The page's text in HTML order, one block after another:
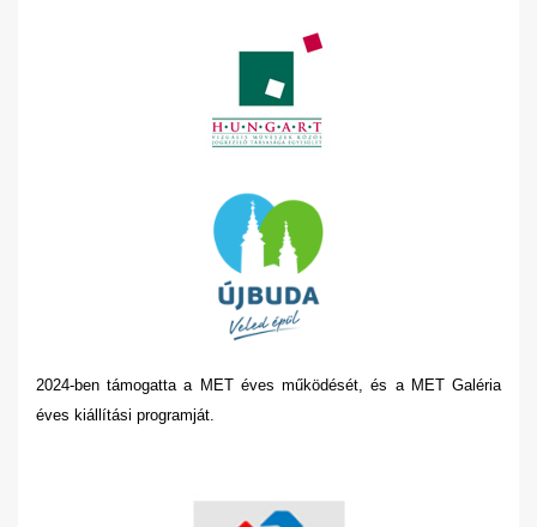
2024-ben támogatta a MET éves működését, és a MET Galéria
éves kiállítási programját.